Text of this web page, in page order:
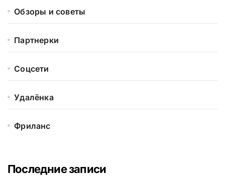
Обзоры и советы
Партнерки
Соцсети
Удалёнка
Фриланс
Последние записи